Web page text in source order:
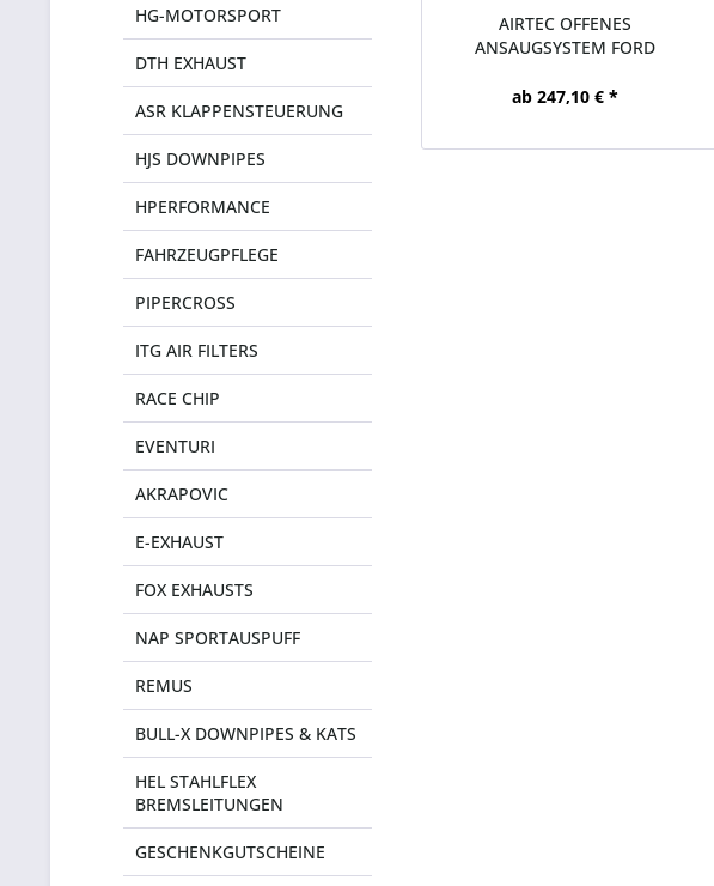
HG-MOTORSPORT
DTH EXHAUST
ASR KLAPPENSTEUERUNG
HJS DOWNPIPES
HPERFORMANCE
FAHRZEUGPFLEGE
PIPERCROSS
ITG AIR FILTERS
RACE CHIP
EVENTURI
AKRAPOVIC
E-EXHAUST
FOX EXHAUSTS
NAP SPORTAUSPUFF
REMUS
BULL-X DOWNPIPES & KATS
HEL STAHLFLEX
BREMSLEITUNGEN
GESCHENKGUTSCHEINE
AIRTEC OFFENES
ANSAUGSYSTEM FORD
ab 247,10 € *